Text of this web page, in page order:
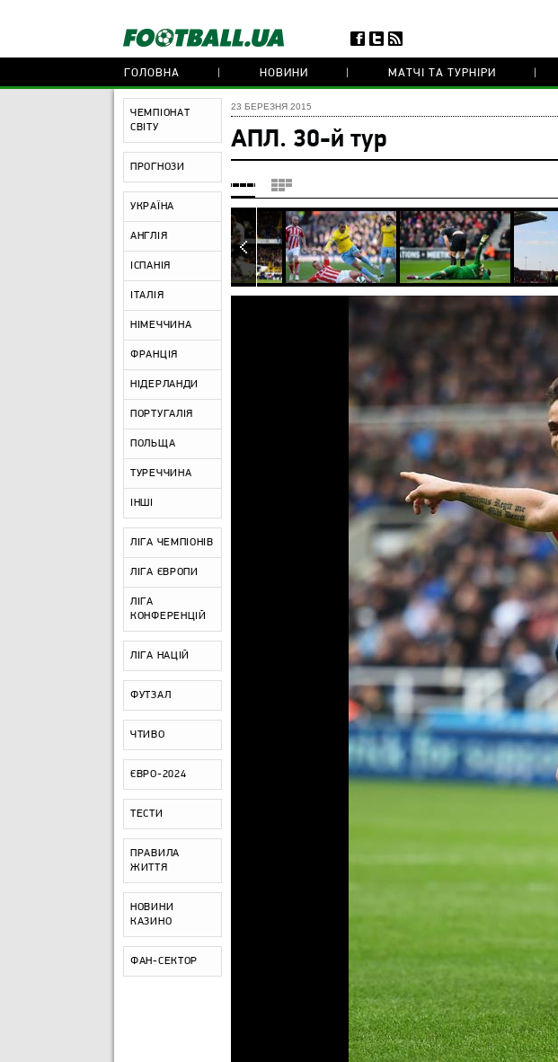
ГОЛОВНА НОВИНИ МАТЧІ ТА ТУРНІРИ
ЧЕМПІОНАТ
СВІТУ
ПРОГНОЗИ
УКРАЇНА
АНГЛІЯ
ІСПАНІЯ
ІТАЛІЯ
НІМЕЧЧИНА
ФРАНЦІЯ
НІДЕРЛАНДИ
ПОРТУГАЛІЯ
ПОЛЬЩА
ТУРЕЧЧИНА
ІНШІ
ЛІГА ЧЕМПІОНІВ
ЛІГА ЄВРОПИ
ЛІГА
КОНФЕРЕНЦІЙ
ЛІГА НАЦІЙ
ФУТЗАЛ
ЧТИВО
ЄВРО-2024
ТЕСТИ
ПРАВИЛА
ЖИТТЯ
НОВИНИ
КАЗИНО
ФАН-СЕКТОР
23 БЕРЕЗНЯ 2015
АПЛ. 30-й тур